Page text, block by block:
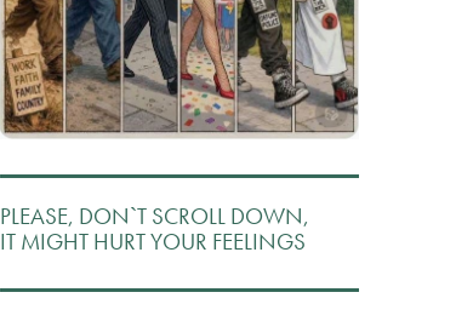
PLEASE, DON`T SCROLL DOWN,
IT MIGHT HURT YOUR FEELINGS